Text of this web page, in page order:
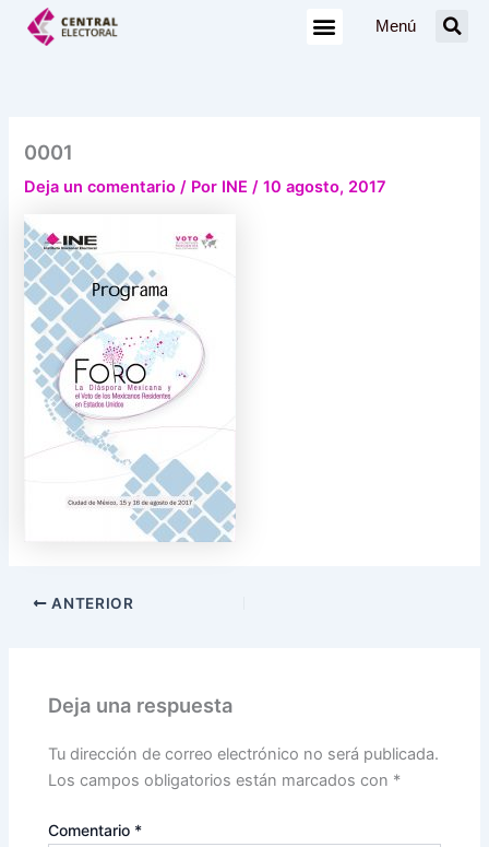
Menú
0001
Deja un comentario / Por INE/10 agosto, 2017
ANTERIOR
Deja una respuesta
Tu dirección de correo electrónico no será publicada.
Los campos obligatorios están marcados con *
Comentario *